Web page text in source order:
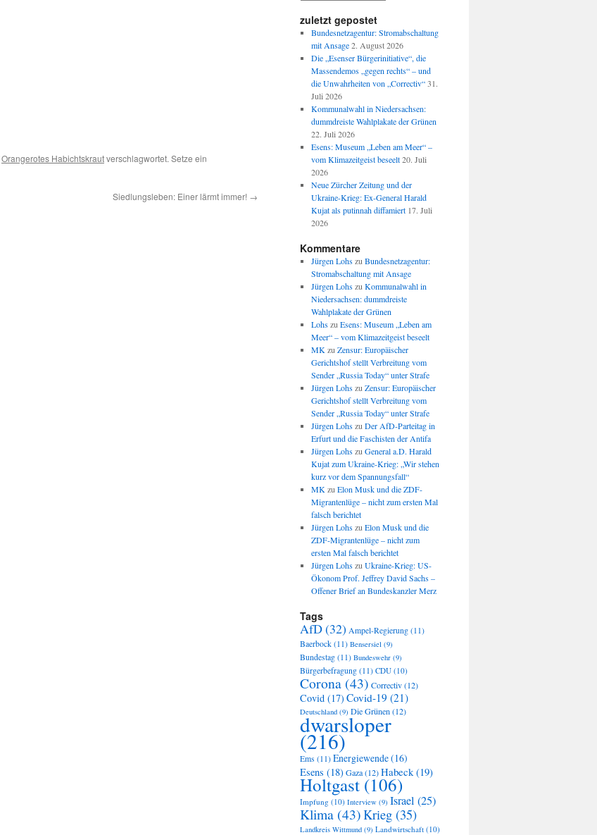
Orangerotes Habichtskrautverschlagwortet. Setze ein
Siedlungsleben: Einer lärmt immer! →
zuletzt gepostet
Bundesnetzagentur: Stromabschaltung
mit Ansage 2. August 2026
Die „Esenser Bürgerinitiative“, die
Massendemos „gegen rechts“ – und
die Unwahrheiten von „Correctiv“ 31.
Juli 2026
Kommunalwahl in Niedersachsen:
dummdreiste Wahlplakate der Grünen
22. Juli 2026
Esens: Museum „Leben am Meer“ –
vom Klimazeitgeist beseelt 20. Juli
2026
Neue Zürcher Zeitung und der
Ukraine-Krieg: Ex-General Harald
Kujat als putinnah diffamiert 17. Juli
2026
Kommentare
Jürgen Lohszu Bundesnetzagentur:
Stromabschaltung mit Ansage
Jürgen Lohszu Kommunalwahl in
Niedersachsen: dummdreiste
Wahlplakate der Grünen
Lohszu Esens: Museum „Leben am
Meer“ – vom Klimazeitgeist beseelt
MK zu Zensur: Europäischer
Gerichtshof stellt Verbreitung vom
Sender „Russia Today“ unter Strafe
Jürgen Lohszu Zensur: Europäischer
Gerichtshof stellt Verbreitung vom
Sender „Russia Today“ unter Strafe
Jürgen Lohszu Der AfD-Parteitag in
Erfurt und die Faschisten der Antifa
Jürgen Lohszu General a.D. Harald
Kujat zum Ukraine-Krieg: „Wir stehen
kurz vor dem Spannungsfall“
MK zu Elon Musk und die ZDF-
Migrantenlüge – nicht zum ersten Mal
falsch berichtet
Jürgen Lohszu Elon Musk und die
ZDF-Migrantenlüge – nicht zum
ersten Mal falsch berichtet
Jürgen Lohszu Ukraine-Krieg: US-
Ökonom Prof. Jeffrey David Sachs –
Offener Brief an Bundeskanzler Merz
Tags
AfD(32) Ampel-Regierung (11)
Baerbock (11) Bensersiel (9)
Bundestag (11) Bundeswehr (9)
Bürgerbefragung (11) CDU (10)
Corona (43) Correctiv(12)
Covid (17) Covid-19 (21)
Deutschland (9) Die Grünen(12)
dwarsloper
(216)
Ems (11) Energiewende(16)
Esens (18)Gaza(12)Habeck(19)
Holtgast (106)
Impfung (10) Interview (9) Israel (25)
Klima (43)Krieg (35)
Landkreis Wittmund (9) Landwirtschaft (10)